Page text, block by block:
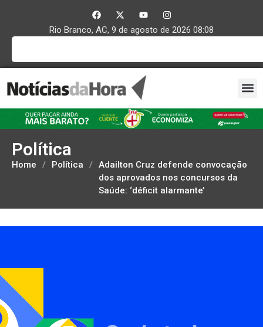
Rio Branco, AC, 9 de agosto de 2026 08:08
Política
Home / Política / Adailton Cruz defende convocação
dos aprovados nos concursos da
Saúde: ‘déficit alarmante’